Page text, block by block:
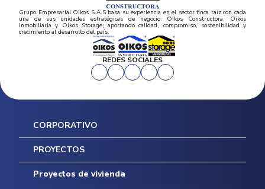
Grupo Empresarial Oikos S.A.S basa su experiencia en el sector finca raíz con cada
una de sus unidades estratégicas de negocio: Oikos Constructora, Oikos
Inmobiliaria y Oikos Storage; aportando calidad, compromiso, sostenibilidad y
crecimiento al desarrollo del país.
REDES SOCIALES
CORPORATIVO
Inicio
Mapa del sitio
Postventas
Contratación Directa
PROYECTOS
Proyectos de vivienda